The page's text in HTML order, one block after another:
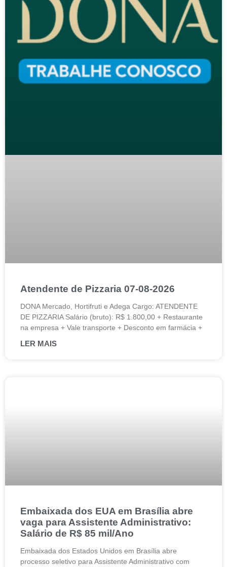
Atendente de Pizzaria 07-08-2026
DONA Mercado, Hortifruti e Adega Cargo: ATENDENTE
DE PIZZARIA Salário (bruto): R$ 1.800,00 + Restaurante
na empresa + Vale transporte + Desconto em farmácia +
LER MAIS
Embaixada dos EUA em Brasília abre
vaga para Assistente Administrativo:
Salário de R$ 85 mil/Ano
Embaixada dos Estados Unidos em Brasília abre
processo seletivo para Assistente Administrativo com